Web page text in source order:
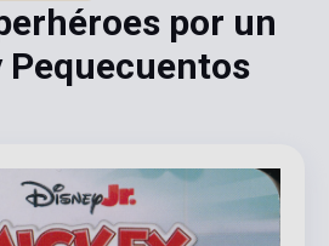
por un
Pequecuentos